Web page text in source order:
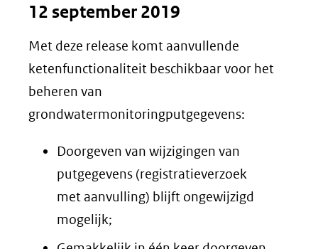
andere
website)
12 september 2019
Met deze release komt aanvullende
ketenfunctionaliteit beschikbaar voor het
beheren van
grondwatermonitoringputgegevens:
Doorgeven van wijzigingen van
putgegevens (registratieverzoek
met aanvulling) blijft ongewijzigd
mogelijk;